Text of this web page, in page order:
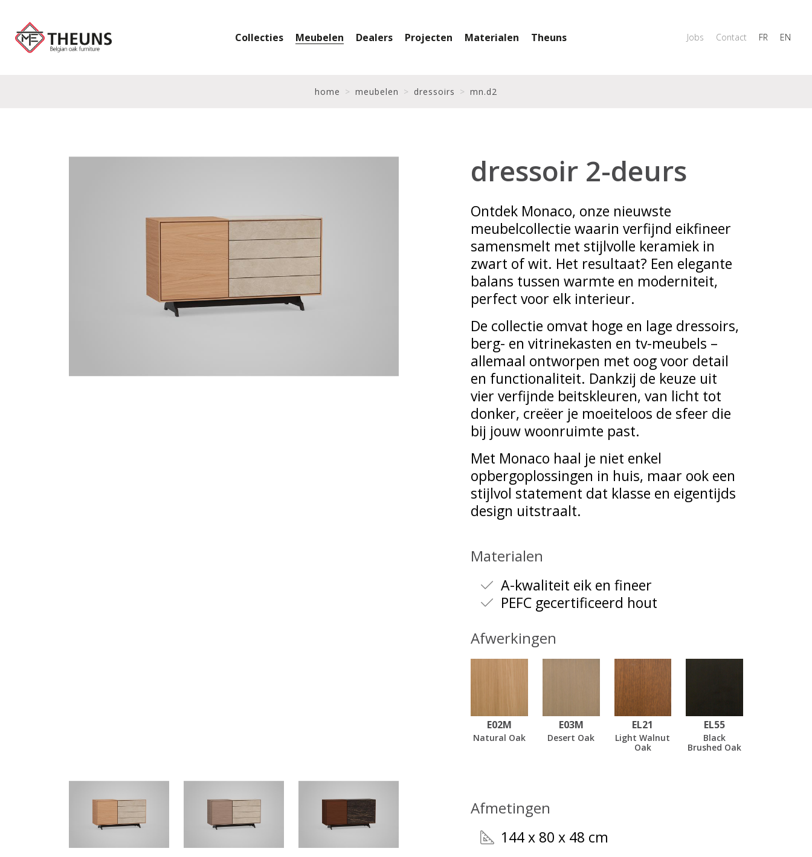
Collecties Meubelen Dealers Projecten Materialen Theuns Jobs Contact FR EN
home meubelen dressoirs mn.d2
dressoir 2-deurs
Ontdek Monaco, onze nieuwste
meubelcollectie waarin verfijnd eikfineer
samensmelt met stijlvolle keramiek in
zwart of wit. Het resultaat? Een elegante
balans tussen warmte en moderniteit,
perfect voor elk interieur.
De collectie omvat hoge en lage dressoirs,
berg- en vitrinekasten en tv-meubels –
allemaal ontworpen met oog voor detail
en functionaliteit. Dankzij de keuze uit
vier verfijnde beitskleuren, van licht tot
donker, creëer je moeiteloos de sfeer die
bij jouw woonruimte past.
Met Monaco haal je niet enkel
opbergoplossingen in huis, maar ook een
stijlvol statement dat klasse en eigentijds
design uitstraalt.
Materialen
A-kwaliteit eik en fineer
PEFC gecertificeerd hout
Afwerkingen
E02M
Natural Oak
E03M
Desert Oak
EL21
Light Walnut
Oak
EL55
Black
Brushed Oak
Afmetingen
144 x 80 x 48 cm